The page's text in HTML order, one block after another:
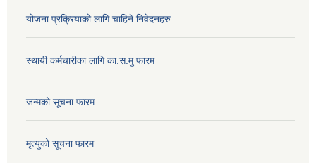
योजना प्रक्रियाको लागि चाहिने निवेदनहरु
स्थायी कर्मचारीका लागि का.स.मु फारम
जन्मको सूचना फारम
मृत्युको सूचना फारम